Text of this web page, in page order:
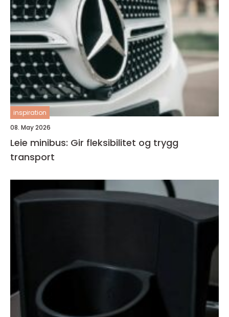
inspiration
08. May 2026
Leie minibus: Gir fleksibilitet og trygg
transport